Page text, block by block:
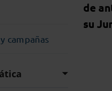
campañas
de
su